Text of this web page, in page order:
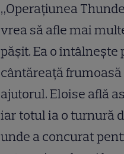
„Operațiunea
vrea să afle mai
pășit. Ea o întâlnește
cântăreață
ajutorul. Eloise află
iar totul ia o turnură
unde a concurat